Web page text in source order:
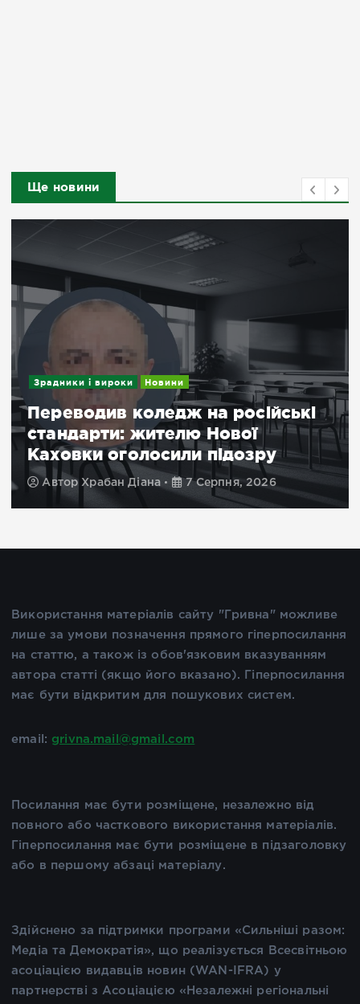
Ще новини
Зрадники і вироки Новини
Переводив коледж на російські
стандарти: жителю Нової
Каховки оголосили підозру
Автор Храбан Діана 7 Серпня, 2026
Використання матеріалів сайту "Гривна" можливе
лише за умови позначення прямого гіперпосилання
на статтю, а також із обов'язковим вказуванням
автора статті (якщо його вказано). Гіперпосилання
має бути відкритим для пошукових систем.
email: grivna.mail@gmail.com
Посилання має бути розміщене, незалежно від
повного або часткового використання матеріалів.
Гіперпосилання має бути розміщене в підзаголовку
або в першому абзаці матеріалу.
Здійснено за підтримки програми «Сильніші разом:
Медіа та Демократія», що реалізується Всесвітньою
асоціацією видавців новин (WAN-IFRA) у
партнерстві з Асоціацією «Незалежні регіональні